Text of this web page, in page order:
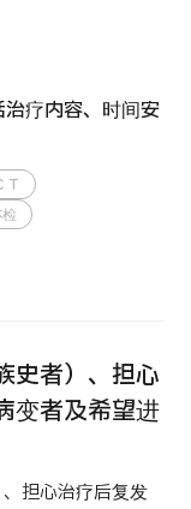
疗内容、时间安
Ｔ
史者）、担心
变者及希望进
担心治疗后复发